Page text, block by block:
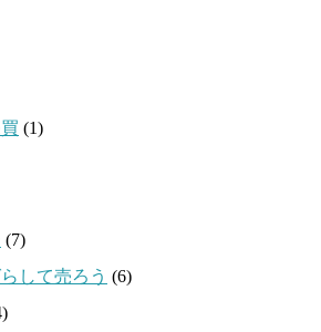
(1)
(7)
して売ろう (6)